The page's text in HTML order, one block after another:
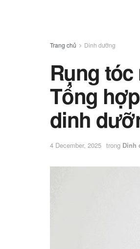
Trang chủ Dinh dưỡng
Rụng
Tổng
dinh
4 December, 2025 trong Dinh